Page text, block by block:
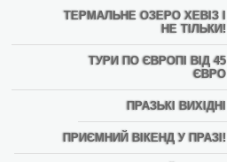
ТЕРМАЛЬНЕ ОЗЕРО ХЕВІЗ І
НЕ ТІЛЬКИ!
ТУРИ ПО ЄВРОПІ ВІД 45
ЄВРО
ПРАЗЬКІ ВИХІДНІ
ПРИЄМНИЙ ВІКЕНД У ПРАЗІ!